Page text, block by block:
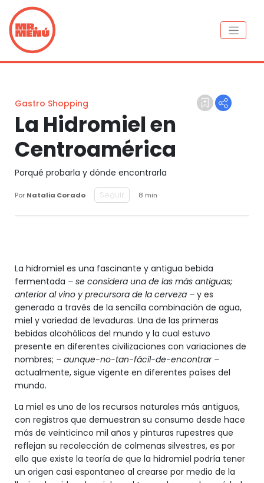
Gastro Shopping
La Hidromiel en
Centroamérica
Porqué probarla y dónde encontrarla
Por Natalia Corado Seguir 8 min
La hidromiel es una fascinante y antigua bebida
fermentada – se considera una de las más antiguas;
anterior al vino y precursora de la cerveza – y es
generada a través de la sencilla combinación de agua,
miel y variedad de levaduras. Una de las primeras
bebidas alcohólicas del mundo y la cual estuvo
presente en diferentes civilizaciones con variaciones de
nombres; – aunque-no-tan-fácil-de-encontrar –
actualmente, sigue vigente en diferentes países del
mundo.
La miel es uno de los recursos naturales más antiguos,
con registros que demuestran su consumo desde hace
más de veinticinco mil años y pinturas rupestres que
reflejan su recolección de colmenas silvestres, es por
ello que existe la teoría de que la hidromiel podría tener
un origen casi espontaneo al crearse por medio de la